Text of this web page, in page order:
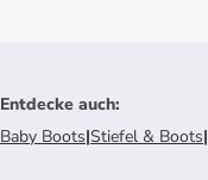
Entdecke auch:
Baby Boots|Stiefel & Boots|